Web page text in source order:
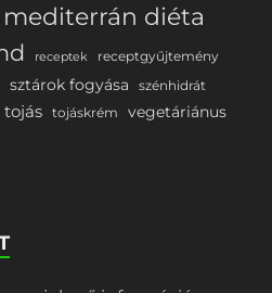
mediterrán diéta
receptek receptgyűjtemény
sztárok fogyása
szénhidrát
tojás tojáskrém vegetáriánus